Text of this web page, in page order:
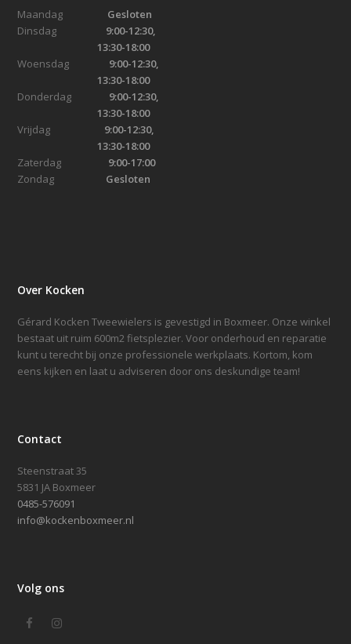
Maandag Gesloten
Dinsdag 9:00-12:30,
13:30-18:00
Woensdag
9:00-12:30,
13:30-18:00
Donderdag 9:00-12:30,
13:30-18:00
Vrijdag 9:00-12:30,
13:30-18:00
Zaterdag 9:00-17:00
Zondag Gesloten
Over Kocken
Gérard Kocken Tweewielers is gevestigd in Boxmeer. Onze winkel
bestaat uit ruim 600m2 fietsplezier. Voor onderhoud en reparatie
kunt u terecht bij onze professionele werkplaats. Kortom, kom
eens kijken en laat u adviseren door ons deskundige team!
Contact
Steenstraat 35
5831 JA Boxmeer
0485-576091
info@kockenboxmeer.nl
Volg ons
FacebookInstagram